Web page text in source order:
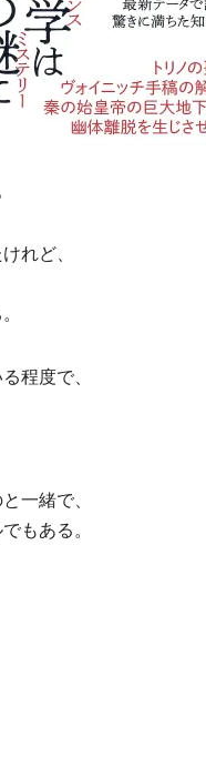
れど、
程度で、
一緒で、
もある。